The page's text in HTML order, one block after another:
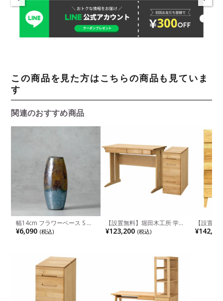
この商品を見た方はこちらの商品も見ていま
す
関連のおすすめ商品
幅14cm フラワーベース S モ
ザイクガラス 花器 一輪挿し
花入れ ガラス雑貨 オブジェ
¥6,090 (税込)
【設置無料】堀田木工所 学習
机 2点セット 日本製 サイン
天然木 無垢材 アルダー材 木
¥123,200 (税込)
【設置
ェスト オ
服収納 お